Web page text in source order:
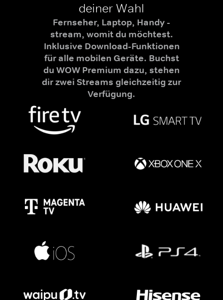
deiner Wahl
Fernseher, Laptop, Handy -
stream, womit du möchtest.
Inklusive Download-Funktionen
für alle mobilen Geräte. Buchst
du WOW Premium dazu, stehen
dir zwei Streams gleichzeitig zur
Verfügung.